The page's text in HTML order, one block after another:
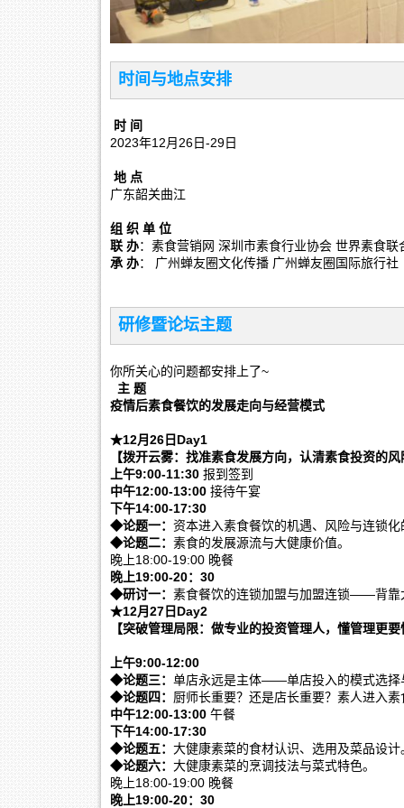
时间与地点安排
时 间
2023年12月26日-29日
地 点
广东韶关曲江
组 织 单 位
联 办：素食营销网 深圳市素食行业协会 世界素食
承 办： 广州蝉友圈文化传播 广州蝉友圈国际旅行社
研修暨论坛主题
你所关心的问题都安排上了~
主 题
疫情后素食餐饮的发展走向与经营模式
★12月26日Day1
【拨开云雾：找准素食发展方向，认清素食投资的
上午9:00-11:30 报到签到
中午12:00-13:00 接待午宴
下午14:00-17:30
◆论题一： 资本进入素食餐饮的机遇、风险与连锁
◆论题二： 素食的发展源流与大健康价值。
晚上18:00-19:00 晚餐
晚上19:00-20：30
◆研讨一： 素食餐饮的连锁加盟与加盟连锁——背靠
★12月27日Day2
【突破管理局限：做专业的投资管理人，懂管理更
上午9:00-12:00
◆论题三： 单店永远是主体——单店投入的模式选择
◆论题四： 厨师长重要？还是店长重要？素人进入
中午12:00-13:00 午餐
下午14:00-17:30
◆论题五： 大健康素菜的食材认识、选用及菜品设计
◆论题六： 大健康素菜的烹调技法与菜式特色。
晚上18:00-19:00 晚餐
晚上19:00-20：30